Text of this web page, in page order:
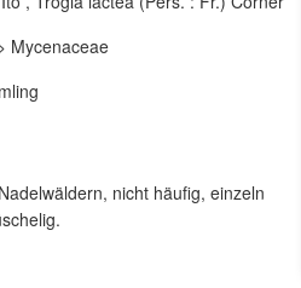
Mycenaceae
nicht häufig, einzeln